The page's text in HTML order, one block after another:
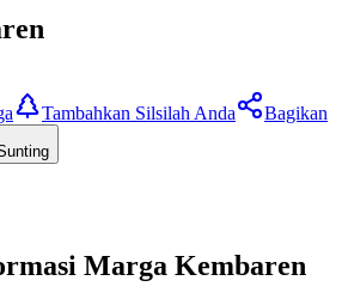
Tambahkan Silsilah Anda Bagikan
Marga Kembaren